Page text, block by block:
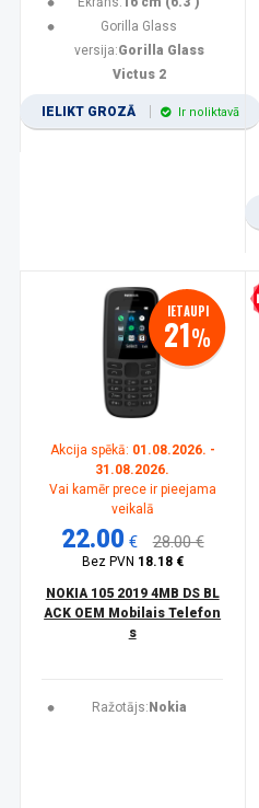
Gorilla Glass
versija:Gorilla Glass
Victus 2
IELIKT GROZĀ Ir noliktavā
IETAUPI
21%
Akcija spēkā: 01.08.2026. -
31.08.2026.
Vai kamēr prece ir pieejama
veikalā
22.00 € 28.00 €
Bez PVN 18.18 €
NOKIA 105 2019 4MB DS BL
ACK OEM Mobilais Telefon
s
Ražotājs: Nokia